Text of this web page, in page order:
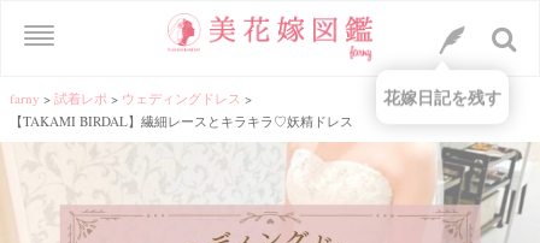
farny > 試着レポ > ウェディングドレス >
【TAKAMI BIRDAL】繊細レースとキラキラ♡妖精ドレス
花嫁日記を残す